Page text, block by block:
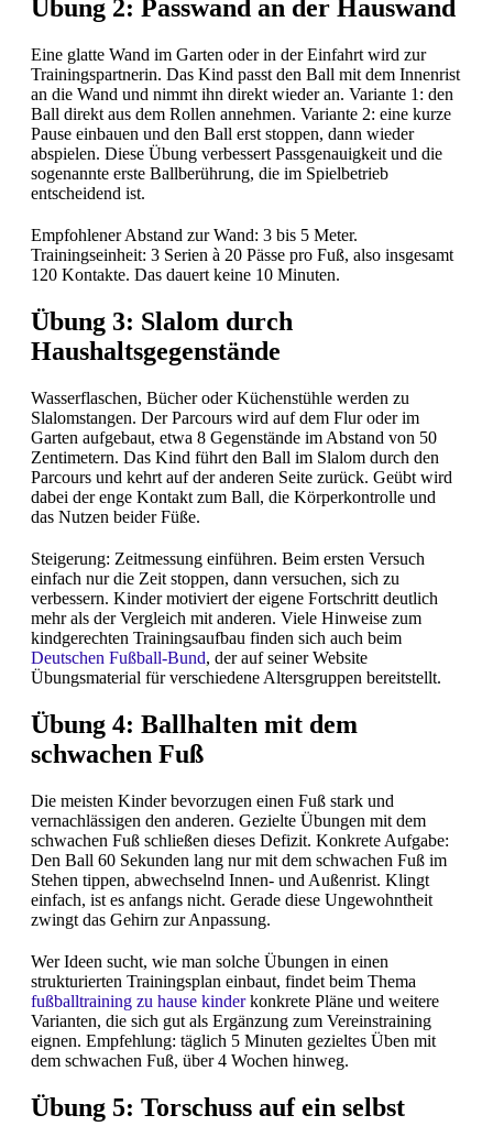
Übung 2: Passwand an der Hauswand
Eine glatte Wand im Garten oder in der Einfahrt wird zur
Trainingspartnerin. Das Kind passt den Ball mit dem Innenrist
an die Wand und nimmt ihn direkt wieder an. Variante 1: den
Ball direkt aus dem Rollen annehmen. Variante 2: eine kurze
Pause einbauen und den Ball erst stoppen, dann wieder
abspielen. Diese Übung verbessert Passgenauigkeit und die
sogenannte erste Ballberührung, die im Spielbetrieb
entscheidend ist.
Empfohlener Abstand zur Wand: 3 bis 5 Meter.
Trainingseinheit: 3 Serien à 20 Pässe pro Fuß, also insgesamt
120 Kontakte. Das dauert keine 10 Minuten.
Übung 3: Slalom durch
Haushaltsgegenstände
Wasserflaschen, Bücher oder Küchenstühle werden zu
Slalomstangen. Der Parcours wird auf dem Flur oder im
Garten aufgebaut, etwa 8 Gegenstände im Abstand von 50
Zentimetern. Das Kind führt den Ball im Slalom durch den
Parcours und kehrt auf der anderen Seite zurück. Geübt wird
dabei der enge Kontakt zum Ball, die Körperkontrolle und
das Nutzen beider Füße.
Steigerung: Zeitmessung einführen. Beim ersten Versuch
einfach nur die Zeit stoppen, dann versuchen, sich zu
verbessern. Kinder motiviert der eigene Fortschritt deutlich
mehr als der Vergleich mit anderen. Viele Hinweise zum
kindgerechten Trainingsaufbau finden sich auch beim
Deutschen Fußball-Bund, der auf seiner Website
Übungsmaterial für verschiedene Altersgruppen bereitstellt.
Übung 4: Ballhalten mit dem
schwachen Fuß
Die meisten Kinder bevorzugen einen Fuß stark und
vernachlässigen den anderen. Gezielte Übungen mit dem
schwachen Fuß schließen dieses Defizit. Konkrete Aufgabe:
Den Ball 60 Sekunden lang nur mit dem schwachen Fuß im
Stehen tippen, abwechselnd Innen- und Außenrist. Klingt
einfach, ist es anfangs nicht. Gerade diese Ungewohntheit
zwingt das Gehirn zur Anpassung.
Wer Ideen sucht, wie man solche Übungen in einen
strukturierten Trainingsplan einbaut, findet beim Thema
fußballtraining zu hause kinderkonkrete Pläne und weitere
Varianten, die sich gut als Ergänzung zum Vereinstraining
eignen. Empfehlung: täglich 5 Minuten gezieltes Üben mit
dem schwachen Fuß, über 4 Wochen hinweg.
Übung 5: Torschuss auf ein selbst